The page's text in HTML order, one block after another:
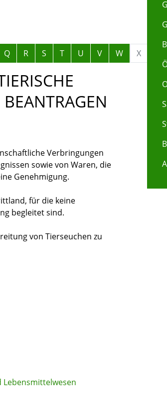
Q R S T U V W X
Verbringungen
sowie von Waren, die
Genehmigung.
für die keine
begleitet sind.
von Tierseuchen zu
Lebensmittelwesen